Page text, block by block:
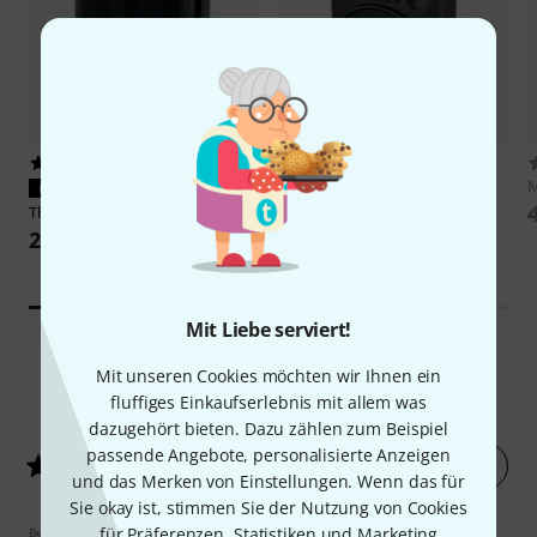
Mit Liebe serviert!
Mit unseren Cookies möchten wir Ihnen ein
fluffiges Einkaufserlebnis mit allem was
dazugehört bieten. Dazu zählen zum Beispiel
passende Angebote, personalisierte Anzeigen
und das Merken von Einstellungen. Wenn das für
Sie okay ist, stimmen Sie der Nutzung von Cookies
PASST GARANTIERT
Thomann
25 €
the boxPA 110 A
129Kundenbewertungen
4.5/ 5 Jetzt bewerten
Bewertungsrichtlinien